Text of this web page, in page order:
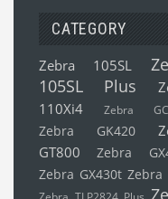
CATEGORY
Zebra 105SL
105SL Plus
110Xi4
Zebra
Zebra GK420
GT800
Zebra
Zebra GX430t Zebra